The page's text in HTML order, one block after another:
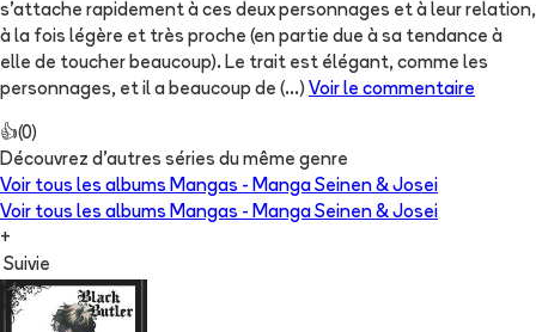
s'attache rapidement à ces deux personnages et à leur relation,
à la fois légère et très proche (en partie due à sa tendance à
elle de toucher beaucoup). Le trait est élégant, comme les
personnages, et il a beaucoup de (...) Voir le commentaire
👍(0)
Découvrez d'autres séries du même genre
Voir tous les albums Mangas - Manga Seinen & Josei
Voir tous les albums Mangas - Manga Seinen & Josei
+
Suivie